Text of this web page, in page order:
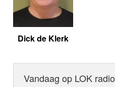
Dick de Klerk
Vandaag op LOK radio